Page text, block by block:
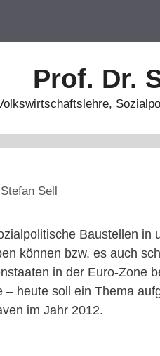
Prof. Dr.
Stefan Sell
Baustellen
können bzw. es auch
in der Euro-Zone
– heute soll ein Thema
im Jahr 2012.